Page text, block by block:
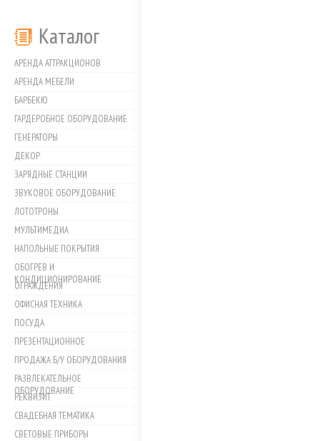
Каталог
АРЕНДА АТТРАКЦИОНОВ
АРЕНДА МЕБЕЛИ
БАРБЕКЮ
ГАРДЕРОБНОЕ ОБОРУДОВАНИЕ
ГЕНЕРАТОРЫ
ДЕКОР
ЗАРЯДНЫЕ СТАНЦИИ
ЗВУКОВОЕ ОБОРУДОВАНИЕ
ЛОТОТРОНЫ
МУЛЬТИМЕДИА
НАПОЛЬНЫЕ ПОКРЫТИЯ
ОБОГРЕВ И
КОНДИЦИОНИРОВАНИЕ
ОГРАЖДЕНИЯ
ОФИСНАЯ ТЕХНИКА
ПОСУДА
ПРЕЗЕНТАЦИОННОЕ
ПРОДАЖА Б/У ОБОРУДОВАНИЯ
РАЗВЛЕКАТЕЛЬНОЕ
ОБОРУДОВАНИЕ
РЕКВИЗИТ
СВАДЕБНАЯ ТЕМАТИКА
СВЕТОВЫЕ ПРИБОРЫ